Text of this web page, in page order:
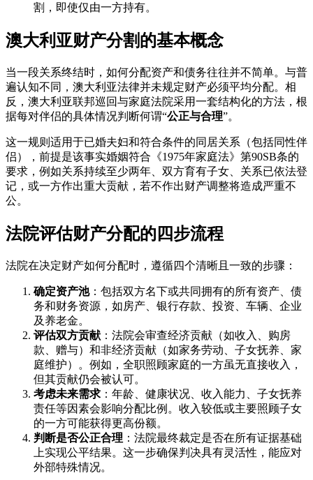
割，即使仅由一方持有。
澳大利亚财产分割的基本概念
当一段关系终结时，如何分配资产和债务往往并不简单。与普
遍认知不同，澳大利亚法律并未规定财产必须平均分配。相
反，澳大利亚联邦巡回与家庭法院采用一套结构化的方法，根
据每对伴侣的具体情况判断何谓“公正与合理”。
这一规则适用于已婚夫妇和符合条件的同居关系（包括同性伴
侣），前提是该事实婚姻符合《1975年家庭法》第90SB条的
要求，例如关系持续至少两年、双方育有子女、关系已依法登
记，或一方作出重大贡献，若不作出财产调整将造成严重不
公。
法院评估财产分配的四步流程
法院在决定财产如何分配时，遵循四个清晰且一致的步骤：
确定资产池：包括双方名下或共同拥有的所有资产、债
务和财务资源，如房产、银行存款、投资、车辆、企业
及养老金。
评估双方贡献 ：法院会审查经济贡献（如收入、购房
款、赠与）和非经济贡献（如家务劳动、子女抚养、家
庭维护）。例如，全职照顾家庭的一方虽无直接收入，
但其贡献仍会被认可。
考虑未来需求 ：年龄、健康状况、收入能力、子女抚养
责任等因素会影响分配比例。收入较低或主要照顾子女
的一方可能获得更高份额。
判断是否公正合理 ：法院最终裁定是否在所有证据基础
上实现公平结果。这一步确保判决具有灵活性，能应对
外部特殊情况。